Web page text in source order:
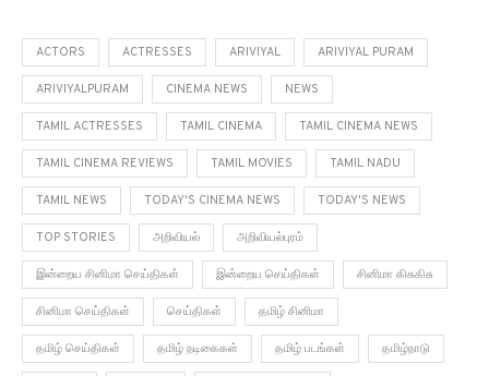
ACTORS ACTRESSES ARIVIYAL ARIVIYAL PURAM
ARIVIYALPURAM CINEMA NEWS NEWS
TAMIL ACTRESSES TAMIL CINEMA TAMIL CINEMA NEWS
TAMIL CINEMA REVIEWS TAMIL MOVIES TAMIL NADU
TAMIL NEWS TODAY'S CINEMA NEWS TODAY'S NEWS
TOP STORIES அறிவியல் அறிவியல்புரம்
இன்றைய சினிமா செய்திகள் இன்றைய செய்திகள் சினிமா கிசுகிசு
சினிமா செய்திகள் செய்திகள் தமிழ் சினிமா
தமிழ் செய்திகள் தமிழ் நடிகைகள் தமிழ் படங்கள் தமிழ்நாடு